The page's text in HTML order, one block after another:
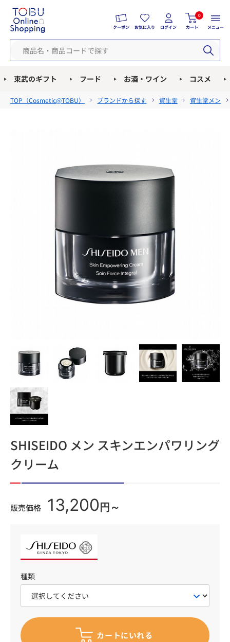
クーポン お気に入り ログイン
0
カート メニュー
東武のギフト フード お酒・ワイン コスメ
TOP（Cosmetic@TOBU） ブランドから探す 資生堂 資生堂メン
SHISEIDO メン スキンエンパワリング
クリーム
販売価格 13,200 円～
種類